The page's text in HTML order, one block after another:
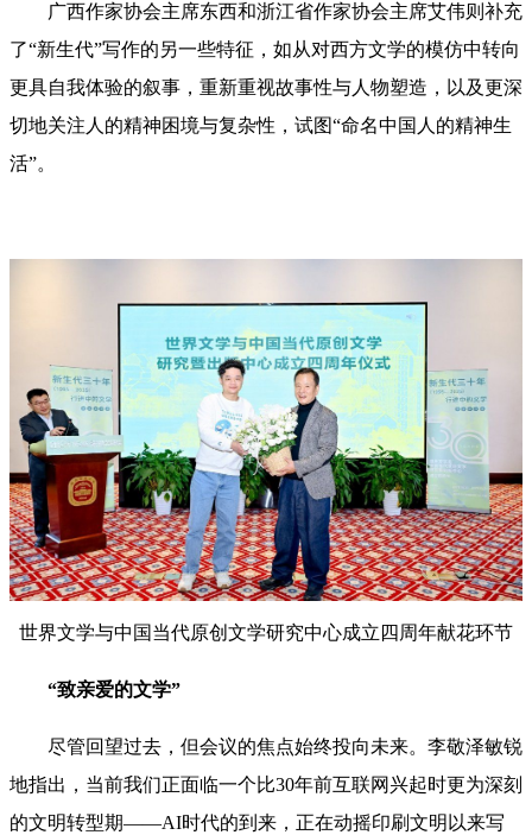
广西作家协会主席东西和浙江省作家协会主席艾伟则补充
了“新生代”写作的另一些特征，如从对西方文学的模仿中转向
更具自我体验的叙事，重新重视故事性与人物塑造，以及更深
切地关注人的精神困境与复杂性，试图“命名中国人的精神生
活”。
世界文学与中国当代原创文学研究中心成立四周年献花环节
“致亲爱的文学”
尽管回望过去，但会议的焦点始终投向未来。李敬泽敏锐
地指出，当前我们正面临一个比30年前互联网兴起时更为深刻
的文明转型期——AI时代的到来，正在动摇印刷文明以来写